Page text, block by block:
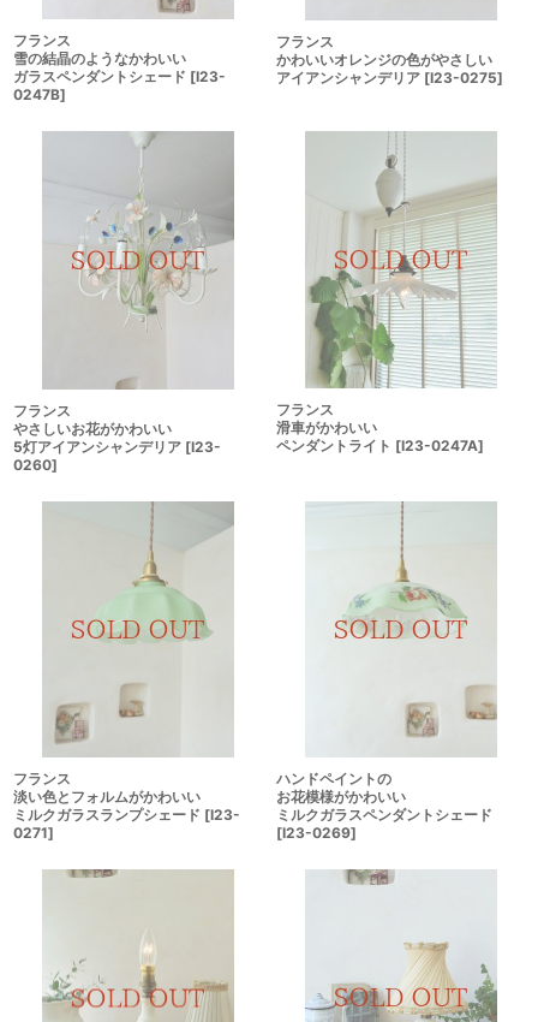
フランス
雪の結晶のようなかわいい
ガラスペンダントシェード [I23-
0247B]
フランス
かわいいオレンジの色がやさしい
アイアンシャンデリア [I23-0275]
フランス
やさしいお花がかわいい
5灯アイアンシャンデリア [I23-
0260]
フランス
滑車がかわいい
ペンダントライト [I23-0247A]
フランス
淡い色とフォルムがかわいい
ミルクガラスランプシェード [I23-
0271]
ハンドペイントの
お花模様がかわいい
ミルクガラスペンダントシェード
[I23-0269]